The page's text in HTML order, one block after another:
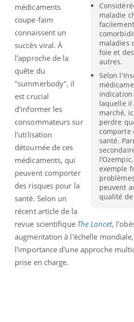
maladie
maladies
foie et
autres.
Selon
laquelle il
marché,
perdre
comporte
santé.
exemple
peuvent
qualité de
médicaments
coupe-faim
connaissent un
succès viral. À
l'approche de la
quête du
"summerbody", il
est crucial
d'informer les
consommateurs sur
l'utilisation
détournée de ces
médicaments, qui
peuvent comporter
des risques pour la
santé. Selon un
récent article de la
revue scientifique The Lancet,
augmentation à l'échelle
l'importance d'une approche
prise en charge.